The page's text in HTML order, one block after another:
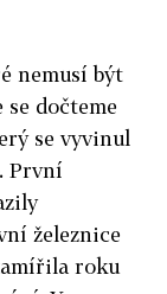
nemusí být
dočteme
se vyvinul
První
železnice
roku